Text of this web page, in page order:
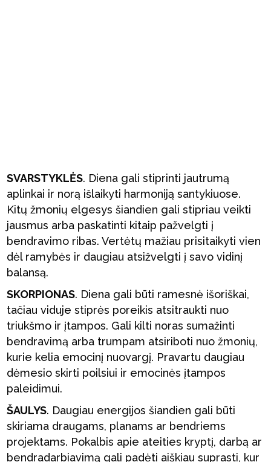
SVARSTYKLĖS. Diena gali stiprinti jautrumą
aplinkai ir norą išlaikyti harmoniją santykiuose.
Kitų žmonių elgesys šiandien gali stipriau veikti
jausmus arba paskatinti kitaip pažvelgti į
bendravimo ribas. Vertėtų mažiau prisitaikyti vien
dėl ramybės ir daugiau atsižvelgti į savo vidinį
balansą.
SKORPIONAS. Diena gali būti ramesnė išoriškai,
tačiau viduje stiprės poreikis atsitraukti nuo
triukšmo ir įtampos. Gali kilti noras sumažinti
bendravimą arba trumpam atsiriboti nuo žmonių,
kurie kelia emocinį nuovargį. Pravartu daugiau
dėmesio skirti poilsiui ir emocinės įtampos
paleidimui.
ŠAULYS. Daugiau energijos šiandien gali būti
skiriama draugams, planams ar bendriems
projektams. Pokalbis apie ateities kryptį, darbą ar
bendradarbiavimą gali padėti aiškiau suprasti, kur